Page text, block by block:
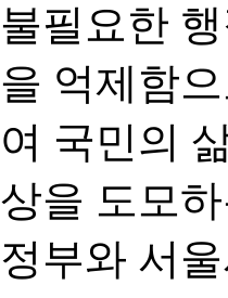
불필요한
을 억제함
여 국민의
상을 도모
정부와 서